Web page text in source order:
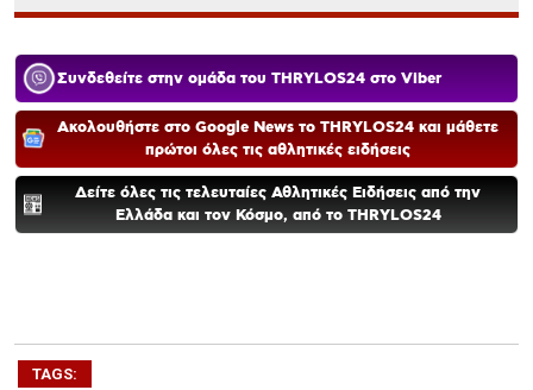
Συνδεθείτε στην ομάδα του THRYLOS24 στο Viber
Ακολουθήστε στο Google News το THRYLOS24 και μάθετε
πρώτοι όλες τις αθλητικές ειδήσεις
Δείτε όλες τις τελευταίες Αθλητικές Ειδήσεις από την
Ελλάδα και τον Κόσμο, από το THRYLOS24
TAGS: